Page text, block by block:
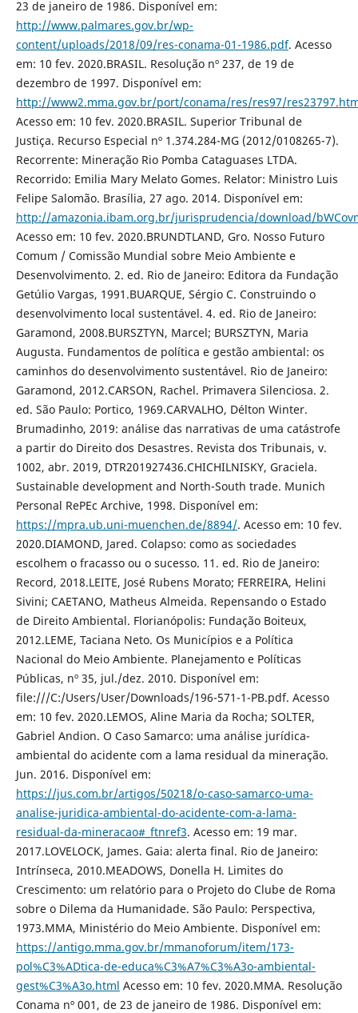
23 de janeiro de 1986. Disponível em:
http://www.palmares.gov.br/wp-
content/uploads/2018/09/res-conama-01-1986.pdf. Acesso
em: 10 fev. 2020.BRASIL. Resolução nº 237, de 19 de
dezembro de 1997. Disponível em:
http://www2.mma.gov.br/port/conama/res/res97/
Acesso em: 10 fev. 2020.BRASIL. Superior Tribunal de
Justiça. Recurso Especial nº 1.374.284-MG (2012/0108265-7).
Recorrente: Mineração Rio Pomba Cataguases LTDA.
Recorrido: Emilia Mary Melato Gomes. Relator: Ministro Luis
Felipe Salomão. Brasília, 27 ago. 2014. Disponível em:
http://amazonia.ibam.org.br/jurisprudencia/download/
Acesso em: 10 fev. 2020.BRUNDTLAND, Gro. Nosso Futuro
Comum / Comissão Mundial sobre Meio Ambiente e
Desenvolvimento. 2. ed. Rio de Janeiro: Editora da Fundação
Getúlio Vargas, 1991.BUARQUE, Sérgio C. Construindo o
desenvolvimento local sustentável. 4. ed. Rio de Janeiro:
Garamond, 2008.BURSZTYN, Marcel; BURSZTYN, Maria
Augusta. Fundamentos de política e gestão ambiental: os
caminhos do desenvolvimento sustentável. Rio de Janeiro:
Garamond, 2012.CARSON, Rachel. Primavera Silenciosa. 2.
ed. São Paulo: Portico, 1969.CARVALHO, Délton Winter.
Brumadinho, 2019: análise das narrativas de uma catástrofe
a partir do Direito dos Desastres. Revista dos Tribunais, v.
1002, abr. 2019, DTR201927436.CHICHILNISKY, Graciela.
Sustainable development and North-South trade. Munich
Personal RePEc Archive, 1998. Disponível em:
https://mpra.ub.uni-muenchen.de/8894/. Acesso em: 10 fev.
2020.DIAMOND, Jared. Colapso: como as sociedades
escolhem o fracasso ou o sucesso. 11. ed. Rio de Janeiro:
Record, 2018.LEITE, José Rubens Morato; FERREIRA, Helini
Sivini; CAETANO, Matheus Almeida. Repensando o Estado
de Direito Ambiental. Florianópolis: Fundação Boiteux,
2012.LEME, Taciana Neto. Os Municípios e a Política
Nacional do Meio Ambiente. Planejamento e Políticas
Públicas, nº 35, jul./dez. 2010. Disponível em:
file:///C:/Users/User/Downloads/196-571-1-PB.pdf. Acesso
em: 10 fev. 2020.LEMOS, Aline Maria da Rocha; SOLTER,
Gabriel Andion. O Caso Samarco: uma análise jurídica-
ambiental do acidente com a lama residual da mineração.
Jun. 2016. Disponível em:
https://jus.com.br/artigos/50218/o-caso-samarco-uma-
analise-juridica-ambiental-do-acidente-com-a-lama-
residual-da-mineracao#_ftnref3. Acesso em: 19 mar.
2017.LOVELOCK, James. Gaia: alerta final. Rio de Janeiro:
Intrínseca, 2010.MEADOWS, Donella H. Limites do
Crescimento: um relatório para o Projeto do Clube de Roma
sobre o Dilema da Humanidade. São Paulo: Perspectiva,
1973.MMA, Ministério do Meio Ambiente. Disponível em:
https://antigo.mma.gov.br/mmanoforum/item/173-
pol%C3%ADtica-de-educa%C3%A7%C3%A3o-ambiental-
gest%C3%A3o.html Acesso em: 10 fev. 2020.MMA. Resolução
Conama nº 001, de 23 de janeiro de 1986. Disponível em: